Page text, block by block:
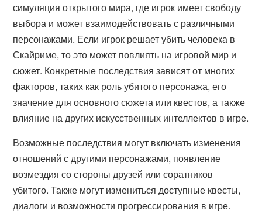
симуляция открытого мира, где игрок имеет свободу
выбора и может взаимодействовать с различными
персонажами. Если игрок решает убить человека в
Скайриме, то это может повлиять на игровой мир и
сюжет. Конкретные последствия зависят от многих
факторов, таких как роль убитого персонажа, его
значение для основного сюжета или квестов, а также
влияние на других искусственных интеллектов в игре.
Возможные последствия могут включать изменения
отношений с другими персонажами, появление
возмездия со стороны друзей или соратников
убитого. Также могут измениться доступные квесты,
диалоги и возможности прогрессирования в игре.